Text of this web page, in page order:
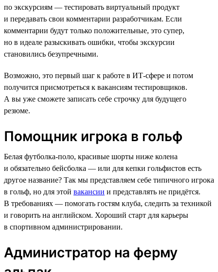
по экскурсиям — тестировать виртуальный продукт
и передавать свои комментарии разработчикам. Если
комментарии будут только положительные, это супер,
но в идеале разыскивать ошибки, чтобы экскурсии
становились безупречными.
Возможно, это первый шаг к работе в ИТ-сфере и потом
получится присмотреться к вакансиям тестировщиков.
А вы уже сможете записать себе строчку для будущего
резюме.
Помощник игрока в гольф
Белая футболка-поло, красивые шорты ниже колена
и обязательно бейсболка — или для кепки гольфистов есть
другое название? Так мы представляем себе типичного игрока
в гольф, но для этой вакансии и представлять не придётся.
В требованиях — помогать гостям клуба, следить за техникой
и говорить на английском. Хороший старт для карьеры
в спортивном администрировании.
Администратор на ферму